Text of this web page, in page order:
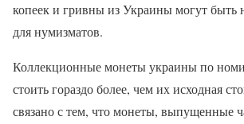
копеек и гривны из Украины могут быть
для нумизматов.
Коллекционные монеты украины по
стоить гораздо более, чем их исходная
связано с тем, что монеты, выпущенные